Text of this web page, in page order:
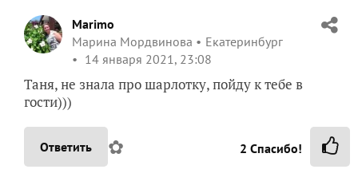
Marimo
Марина Мордвинова
Екатеринбург
14 января 2021, 23:08
Таня, не знала про шарлотку, пойду к тебе в
гости)))
Ответить ✿ 2 Спасибо!